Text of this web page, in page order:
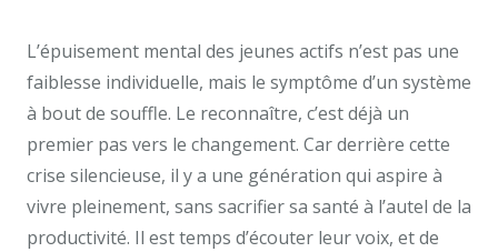
L’épuisement mental des jeunes actifs n’est pas une
faiblesse individuelle, mais le symptôme d’un système
à bout de souffle. Le reconnaître, c’est déjà un
premier pas vers le changement. Car derrière cette
crise silencieuse, il y a une génération qui aspire à
vivre pleinement, sans sacrifier sa santé à l’autel de la
productivité. Il est temps d’écouter leur voix, et de